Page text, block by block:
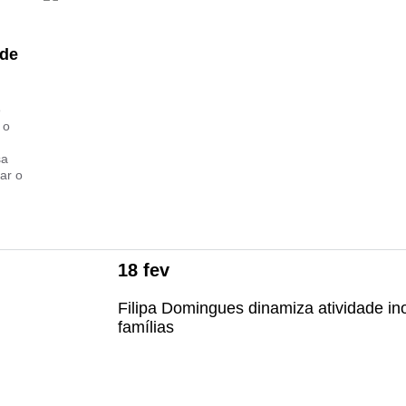
o
o
18 fev
Filipa Domingues dinamiza atividade
famílias